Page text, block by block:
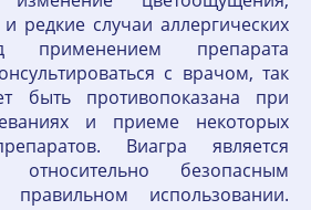
редкие случаи аллергических
применением препарата
с врачом, так
быть противопоказана при
и приеме некоторых
Виагра является
безопасным
использовании.